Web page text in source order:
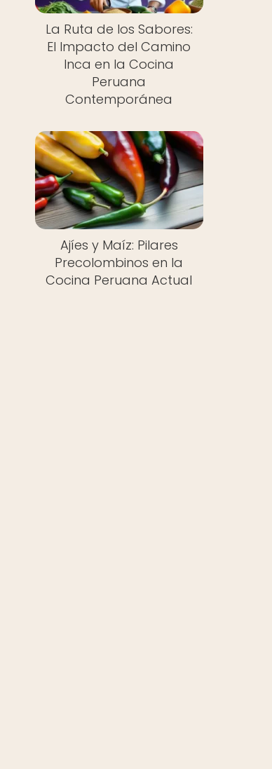
La Ruta de los Sabores:
El Impacto del Camino
Inca en la Cocina
Peruana
Contemporánea
Ajíes y Maíz: Pilares
Precolombinos en la
Cocina Peruana Actual